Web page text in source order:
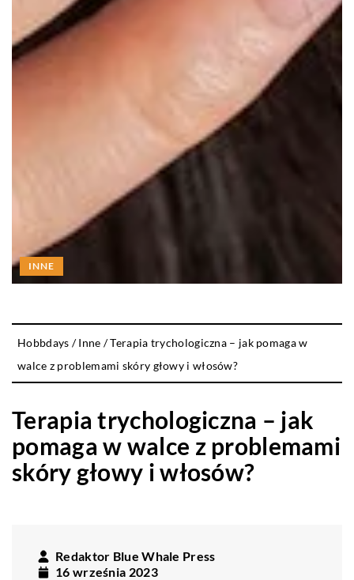
INNE
Hobbdays /Inne /Terapia trychologiczna – jak pomaga w
walce z problemami skóry głowy i włosów?
Terapia trychologiczna – jak
pomaga w walce z problemami
skóry głowy i włosów?
Redaktor Blue Whale Press
16 września 2023